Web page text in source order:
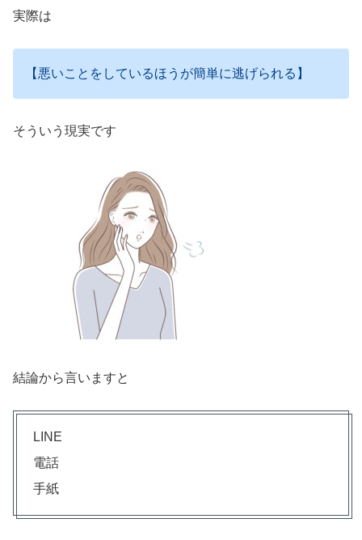
実際は
【悪いことをしているほうが簡単に逃げられる】
そういう現実です
結論から言いますと
LINE
電話
手紙